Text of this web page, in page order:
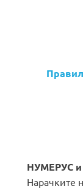
НУМЕРУС
Нарачките